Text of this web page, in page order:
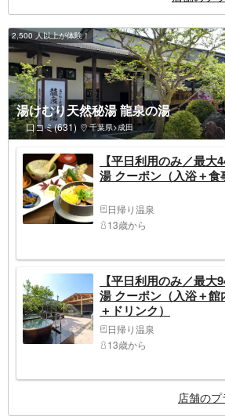
2,500 人以上が体験！
湯けむり天然秘湯 龍泉の湯
口コミ(631) 千葉県>成田
【平日利用のみ／最
湯 クーポン（入浴＋食
日帰り温泉
13歳から
【平日利用のみ／最
湯 クーポン（入浴＋
＋ドリンク）
日帰り温泉
13歳から
店舗の